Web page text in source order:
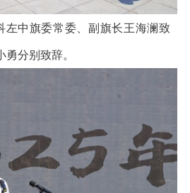
左中旗委常委、副旗长王海澜致
分别致辞。